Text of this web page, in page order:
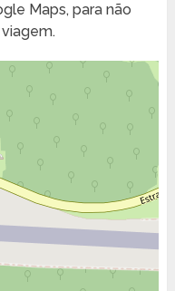
Maps, para não